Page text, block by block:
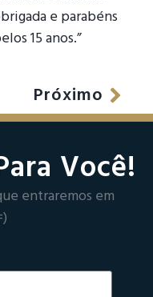
e parabéns
15 anos.”
Próximo
Você!
entraremos em